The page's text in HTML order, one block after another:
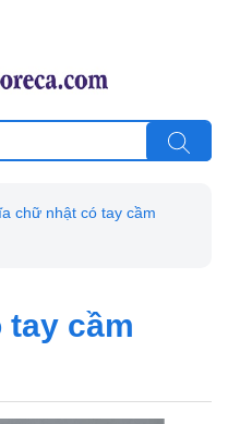
chữ nhật có tay cầm
tay cầm